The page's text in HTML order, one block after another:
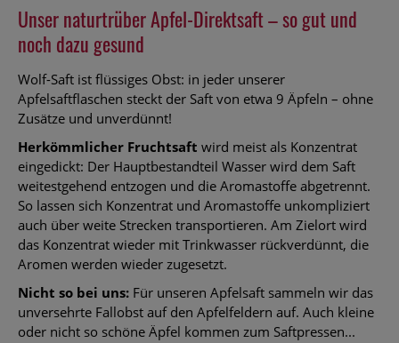
Unser naturtrüber Apfel-Direktsaft – so gut und
noch dazu gesund
Wolf-Saft ist flüssiges Obst: in jeder unserer
Apfelsaftflaschen steckt der Saft von etwa 9 Äpfeln – ohne
Zusätze und unverdünnt!
Herkömmlicher Fruchtsaft wird meist als Konzentrat
eingedickt: Der Hauptbestandteil Wasser wird dem Saft
weitestgehend entzogen und die Aromastoffe abgetrennt.
So lassen sich Konzentrat und Aromastoffe unkompliziert
auch über weite Strecken transportieren. Am Zielort wird
das Konzentrat wieder mit Trinkwasser rückverdünnt, die
Aromen werden wieder zugesetzt.
Nicht so bei uns: Für unseren Apfelsaft sammeln wir das
unversehrte Fallobst auf den Apfelfeldern auf. Auch kleine
oder nicht so schöne Äpfel kommen zum Saftpressen...